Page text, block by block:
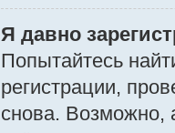
Я давно
Попытайтесь
регистрации,
снова. Возможно,